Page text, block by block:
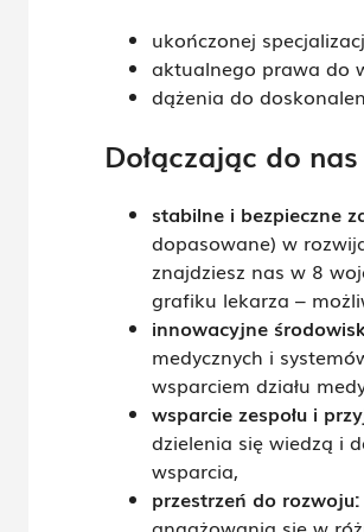
ukończonej
aktualnego prawa do
dążenia do
Dołączając do
stabilne i bezpieczne
dopasowane) w
znajdziesz nas w 8
grafiku lekarza –
innowacyjne
medycznych i
wsparciem działu
wsparcie zespołu i
dzielenia się wiedzą i
wsparcia,
przestrzeń do rozwoju: